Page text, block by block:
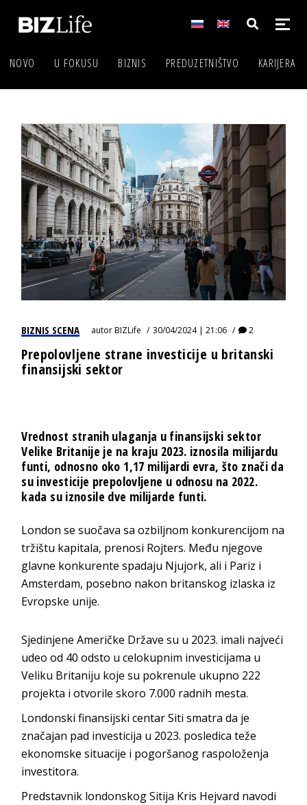
NOVO U FOKUSU BIZNIS PREDUZETNIŠTVO KARIJERA
BIZNIS SCENA autorBIZLife 30/04/2024 | 21:06 2
Prepolovljene strane investicije u britanski
finansijski sektor
Vrednost stranih ulaganja u finansijski sektor
Velike Britanije je na kraju 2023. iznosila milijardu
funti, odnosno oko 1,17 milijardi evra, što znači da
su investicije prepolovljene u odnosu na 2022.
kada su iznosile dve milijarde funti.
London se suočava sa ozbiljnom konkurencijom na
tržištu kapitala, prenosi Rojters. Među njegove
glavne konkurente spadaju Njujork, ali i Pariz i
Amsterdam, posebno nakon britanskog izlaska iz
Evropske unije.
Sjedinjene Američke Države su u 2023. imali najveći
udeo od 40 odsto u celokupnim investicijama u
Veliku Britaniju koje su pokrenule ukupno 222
projekta i otvorile skoro 7.000 radnih mesta.
Londonski finansijski centar Siti smatra da je
značajan pad investicija u 2023. posledica teže
ekonomske situacije i pogoršanog raspoloženja
investitora.
Predstavnik londonskog Sitija Kris Hejvard navodi